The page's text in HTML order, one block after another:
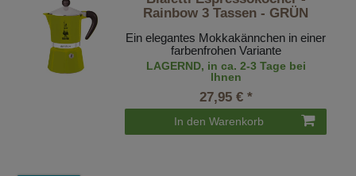
Rainbow 3 Tassen - GRÜN
Ein elegantes Mokkakännchen in einer
farbenfrohen Variante
LAGERND, in ca. 2-3 Tage bei
Ihnen
27,95 € *
In den Warenkorb